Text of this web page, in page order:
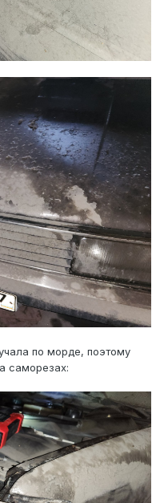
по морде, поэтому
саморезах: